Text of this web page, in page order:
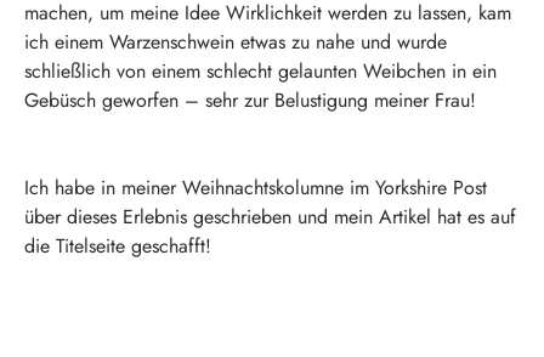
machen, um meine Idee Wirklichkeit werden zu lassen, kam
ich einem Warzenschwein etwas zu nahe und wurde
schließlich von einem schlecht gelaunten Weibchen in ein
Gebüsch geworfen – sehr zur Belustigung meiner Frau!
Ich habe in meiner Weihnachtskolumne im Yorkshire Post
über dieses Erlebnis geschrieben und mein Artikel hat es auf
die Titelseite geschafft!